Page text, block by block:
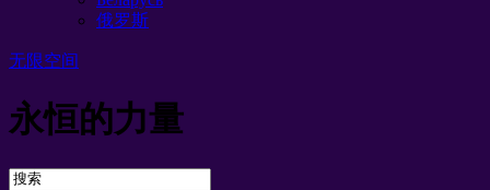
俄罗斯
无限空间
永恒的力量